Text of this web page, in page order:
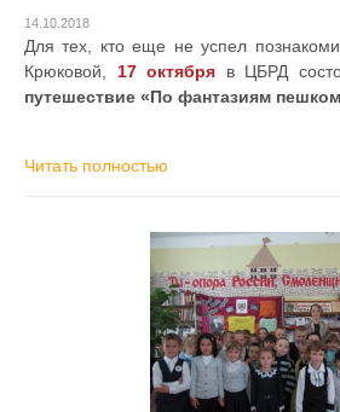
14.10.2018
Для тех, кто еще не успел
Крюковой, 17 октября в ЦБРД
путешествие «По фантазиям
Читать полностью